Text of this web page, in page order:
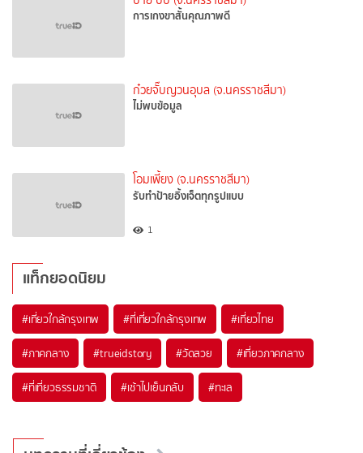
การเกงขาสั้นคุณภาพดี
ก๋วยจั๊บญวนอุบล (จ.นครราชสีมา)
ไม่พบข้อมูล
โอมเพี้ยง (จ.นครราชสีมา)
รับทำป้ายอิ้งเจ็ตทุกรูปแบบ
1
แท็กยอดนิยม
#เที่ยวใกล้กรุงเทพ #ที่เที่ยวใกล้กรุงเทพ #เที่ยวไทย
#ภาคกลาง #trueidstory #วัดสวย #เที่ยวภาคกลาง
#ที่เที่ยวธรรมชาติ #เช้าไปเย็นกลับ #ทะเล